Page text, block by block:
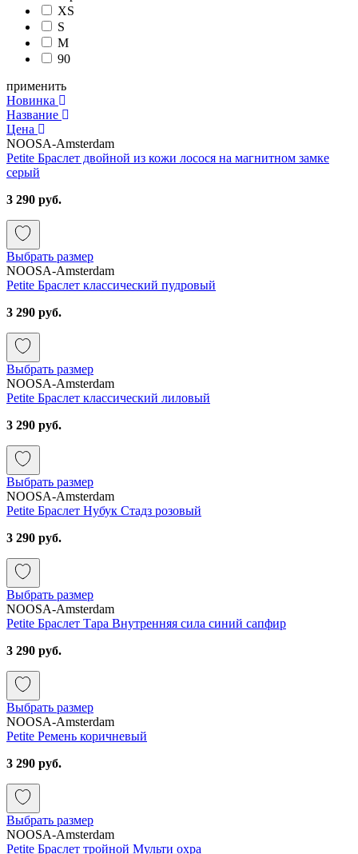
XS
S
M
90
применить
Новинка
Название
Цена
NOOSA-Amsterdam
Petite Браслет двойной из кожи лосося на магнитном замке
серый
3 290 руб.
Выбрать размер
NOOSA-Amsterdam
Petite Браслет классический пудровый
3 290 руб.
Выбрать размер
NOOSA-Amsterdam
Petite Браслет классический лиловый
3 290 руб.
Выбрать размер
NOOSA-Amsterdam
Petite Браслет Нубук Стадз розовый
3 290 руб.
Выбрать размер
NOOSA-Amsterdam
Petite Браслет Тара Внутренняя сила синий сапфир
3 290 руб.
Выбрать размер
NOOSA-Amsterdam
Petite Ремень коричневый
3 290 руб.
Выбрать размер
NOOSA-Amsterdam
Petite Браслет тройной Мульти охра